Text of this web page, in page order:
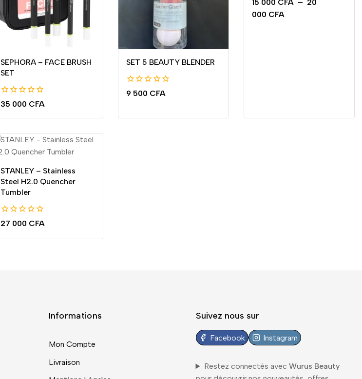
SEPHORA – FACE BRUSH
SET
0
5
35 000 CFA
SET 5 BEAUTY BLENDER
0
9 500 CFA
5
15 000 CFA – 20
000 CFA
STANLEY – Stainless
Steel H2.0 Quencher
Tumbler
0
5
27 000 CFA
Informations
Mon Compte
Livraison
Suivez nous sur
Facebook Instagram
Restez connectés avec Wurus Beauty